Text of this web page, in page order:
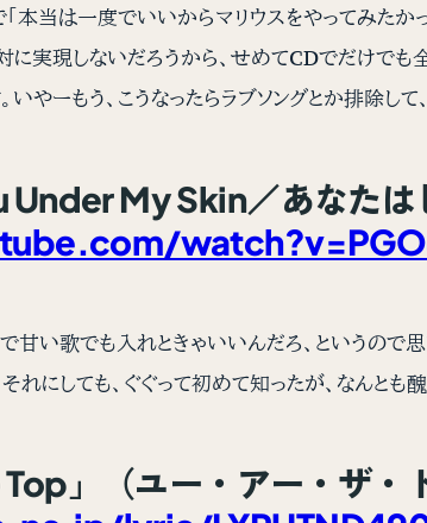
「本当は一度でいいからマリウスをやってみた
に実現しないだろうから、せめてCDでだけで
やーもう、こうなったらラブソングとか排除し
Under My Skin／あなた
い歌でも入れときゃいいんだろ、というので思
れにしても、ぐぐって初めて知ったが、なんと
」（ユー・アー・ザ・